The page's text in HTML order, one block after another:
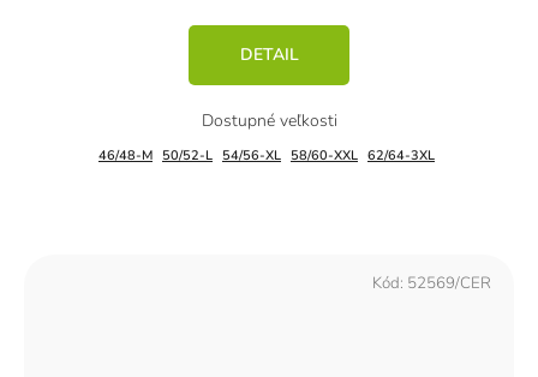
DETAIL
46/48-M 50/52-L 54/56-XL 58/60-XXL 62/64-3XL
Kód: 52569/CER